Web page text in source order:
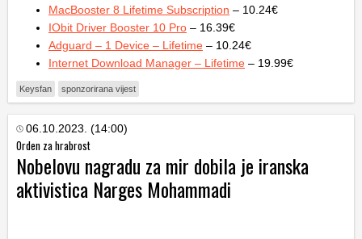
MacBooster 8 Lifetime Subscription – 10.24€
IObit Driver Booster 10 Pro – 16.39€
Adguard – 1 Device – Lifetime – 10.24€
Internet Download Manager – Lifetime – 19.99€
Keysfan sponzorirana vijest
06.10.2023. (14:00)
Orden za hrabrost
Nobelovu nagradu za mir dobila je iranska
aktivistica Narges Mohammadi